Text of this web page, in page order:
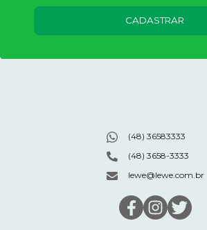
CADASTRAR
(48) 36583333
(48) 3658-3333
lewe@lewe.com.br